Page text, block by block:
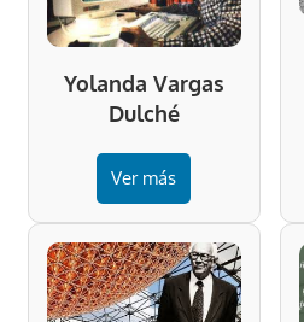
Yolanda Vargas
Dulché
Ver más